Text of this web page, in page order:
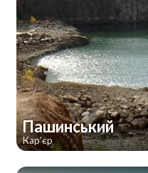
Пашинський
Кар'єр